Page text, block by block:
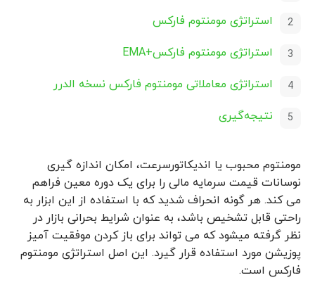
استراتژی مومنتوم فارکس
استراتژی مومنتوم فارکس+EMA
استراتژی معاملاتی مومنتوم فارکس نسخه الدرر
نتیجه‌گیری
مومنتوم محبوب یا اندیکاتورسرعت، امکان اندازه گیری
نوسانات قیمت سرمایه مالی را برای یک دوره معین فراهم
می کند. هر گونه انحراف شدید که با استفاده از این ابزار به
راحتی قابل تشخیص باشد، به عنوان شرایط بحرانی بازار در
نظر گرفته میشود که می تواند برای باز کردن موفقیت آمیز
پوزیشن مورد استفاده قرار گیرد. این اصل استراتژی مومنتوم
فارکس است.